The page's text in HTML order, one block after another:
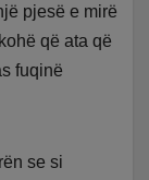
pjesë e mirë
që ata që
fuqinë
se si